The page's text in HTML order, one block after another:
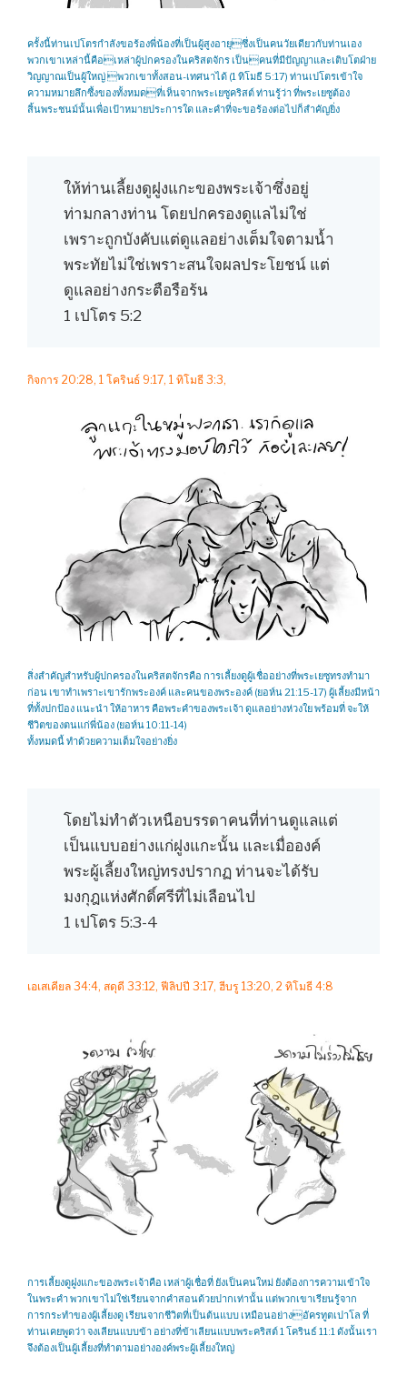
ครั้งนี้ท่านเปโตรกำลังขอร้องพี่น้องที่เป็นผู้สูงอายุซึ่งเป็นคนวัยเดียวกับท่านเอง
พวกเขาเหล่านี้คือเหล่าผู้ปกครองในคริสตจักร เป็นคนที่มีปัญญาและเติบโตฝ่าย
วิญญาณเป็นผู้ใหญ่ พวกเขาทั้งสอน-เทศนาได้ (1 ทิโมธี 5:17) ท่านเปโตรเข้าใจ
ความหมายลึกซึ้งของทั้งหมดที่เห็นจากพระเยซูคริสต์ ท่านรู้ว่า ที่พระเยซูต้อง
สิ้นพระชนม์นั้นเพื่อเป้าหมายประการใด และคำที่จะขอร้องต่อไปก็สำคัญยิ่ง
ให้ท่านเลี้ยงดูฝูงแกะของพระเจ้าซึ่งอยู่
ท่ามกลางท่าน โดยปกครองดูแลไม่ใช่
เพราะถูกบังคับแต่ดูแลอย่างเต็มใจตามน้ำ
พระทัยไม่ใช่เพราะสนใจผลประโยชน์ แต่
ดูแลอย่างกระตือรือร้น
1 เปโตร 5:2
กิจการ 20:28, 1 โครินธ์ 9:17, 1 ทิโมธี 3:3,
สิ่งสำคัญสำหรับผู้ปกครองในคริสตจักรคือ การเลี้ยงดูผู้เชื่ออย่างที่พระเยซูทรงทำมา
ก่อน เขาทำเพราะเขารักพระองค์ และคนของพระองค์ (ยอห์น 21:15-17) ผู้เลี้ยงมีหน้า
ที่ทั้งปกป้อง แนะนำ ให้อาหาร คือพระคำของพระเจ้า ดูแลอย่างห่วงใย พร้อมที่ จะให้
ชีวิตของตนแก่พี่น้อง (ยอห์น 10:11-14)
ทั้งหมดนี้ ทำด้วยความเต็มใจอย่างยิ่ง
โดยไม่ทำตัวเหนือบรรดาคนที่ท่านดูแลแต่
เป็นแบบอย่างแก่ฝูงแกะนั้น และเมื่อองค์
พระผู้เลี้ยงใหญ่ทรงปรากฏ ท่านจะได้รับ
มงกุฎแห่งศักดิ์ศรีที่ไม่เลือนไป
1 เปโตร 5:3-4
เอเสเคียล 34:4, สดุดี 33:12, ฟีลิปปี 3:17, ฮีบรู 13:20, 2 ทิโมธี 4:8
การเลี้ยงดูฝูงแกะของพระเจ้าคือ เหล่าผู้เชื่อที่ ยังเป็นคนใหม่ ยังต้องการความเข้าใจ
ในพระคำ พวกเขาไม่ใช่เรียนจากคำสอนด้วยปากเท่านั้น แต่พวกเขาเรียนรู้จาก
การกระทำของผู้เลี้ยงดู เรียนจากชีวิตที่เป็นต้นแบบ เหมือนอย่างอัครทูตเปาโล ที่
ท่านเคยพูดว่า จงเลียนแบบข้า อย่างที่ข้าเลียนแบบพระคริสต์ 1 โครินธ์ 11:1 ดังนั้นเรา
จึงต้องเป็นผู้เลี้ยงที่ทำตามอย่างองค์พระผู้เลี้ยงใหญ่